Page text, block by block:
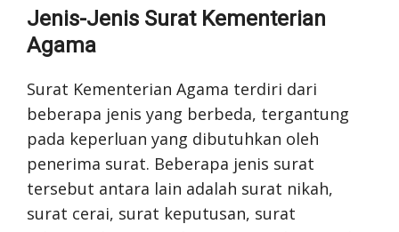
Jenis-Jenis Surat Kementerian
Agama
Surat Kementerian Agama terdiri dari
beberapa jenis yang berbeda, tergantung
pada keperluan yang dibutuhkan oleh
penerima surat. Beberapa jenis surat
tersebut antara lain adalah surat nikah,
surat cerai, surat keputusan, surat